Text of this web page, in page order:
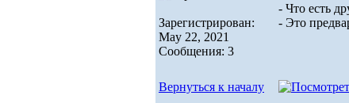
Зарегистрирован:
May 22, 2021
Сообщения: 3
- Что есть
- Это
Вернуться к началу